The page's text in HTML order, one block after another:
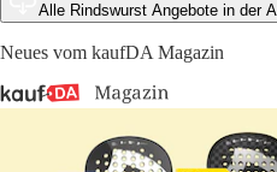
Alle Rindswurst Angebote in der
Neues vom kaufDA Magazin